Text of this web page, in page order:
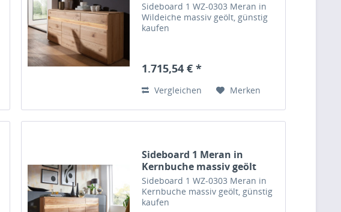
Sideboard 1 WZ-0303 Meran in
Wildeiche massiv geölt, günstig
kaufen
1.715,54 € *
Vergleichen Merken
Sideboard 1 Meran in
Kernbuche massiv geölt
Sideboard 1 WZ-0303 Meran in
Kernbuche massiv geölt, günstig
kaufen